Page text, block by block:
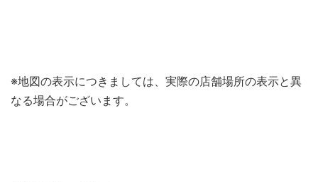
※地図の表示につきましては、実際の店舗場所の表示と異
なる場合がございます。